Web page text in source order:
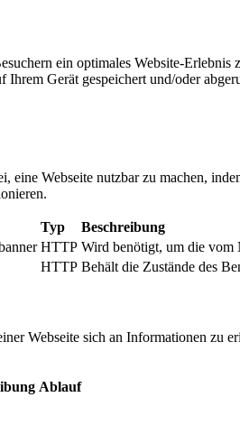
ein optimales Website-
Gerät gespeichert und/oder
eine Webseite nutzbar zu machen,
Typ Beschreibung
HTTP Wird benötigt, um die vom
HTTP Behält die Zustände des
Webseite sich an Informationen zu
Ablauf